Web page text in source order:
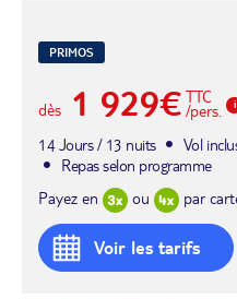
PRIMOS
dès 1 929€ TTC
/pers.
14 Jours / 13 nuits
Vol
Repas selon programme
Payez en
ou par
Voir les tarifs